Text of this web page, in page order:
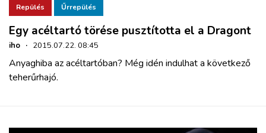
Repülés Űrrepülés
Egy acéltartó törése pusztította el a Dragont
iho · 2015.07.22. 08:45
Anyaghiba az acéltartóban? Még idén indulhat a következő
teherűrhajó.